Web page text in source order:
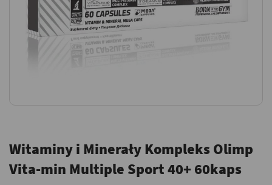
Witaminy i Minerały Kompleks Olimp
Vita-min Multiple Sport 40+ 60kaps